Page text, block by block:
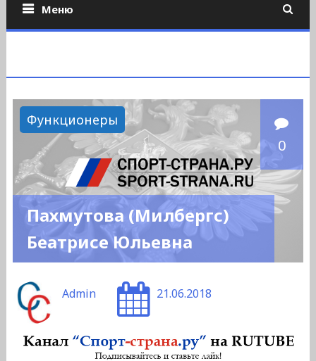
Меню
Функционеры
0
Пахмутова (Милбергс)
Беатрисе Юльевна
Admin 21.06.2018